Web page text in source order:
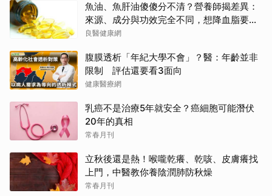
魚油、魚肝油傻傻分不清？營養師揭差異：
來源、成分與功效完全不同，想降血脂要吃
「它」
良醫健康網
腹膜透析「年紀大學不會」？醫：年齡並非
限制 評估還要看3面向
健康醫療網
乳癌不是治療5年就安全？癌細胞可能潛伏
20年的真相
常春月刊
立秋後還是熱！喉嚨乾癢、乾咳、皮膚癢找
上門，中醫教你養陰潤肺防秋燥
常春月刊